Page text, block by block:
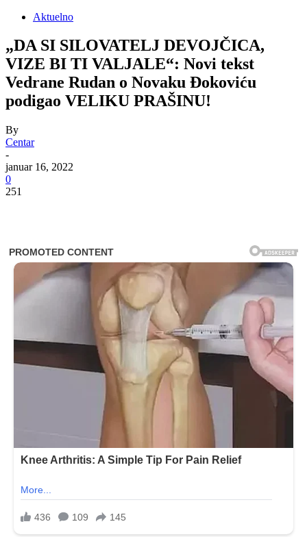
Aktuelno
„DA SI SILOVATELJ DEVOJČICA,
VIZE BI TI VALJALE“: Novi tekst
Vedrane Rudan o Novaku Đokoviću
podigao VELIKU PRAŠINU!
By
Centar
-
januar 16, 2022
0
251